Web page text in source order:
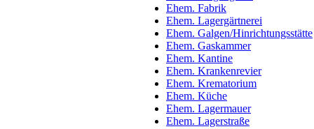
Ehem. Fabrik
Ehem. Lagergärtnerei
Ehem. Galgen/Hinrichtungsstätte
Ehem. Gaskammer
Ehem. Kantine
Ehem. Krankenrevier
Ehem. Krematorium
Ehem. Küche
Ehem. Lagermauer
Ehem. Lagerstraße